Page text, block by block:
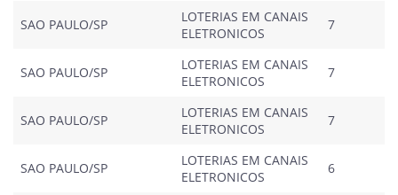
SAO PAULO/SP
LOTERIAS EM CANAIS
ELETRONICOS
7
SAO PAULO/SP
LOTERIAS EM CANAIS
ELETRONICOS
7
SAO PAULO/SP
LOTERIAS EM CANAIS
ELETRONICOS
7
SAO PAULO/SP
LOTERIAS EM CANAIS
ELETRONICOS
6